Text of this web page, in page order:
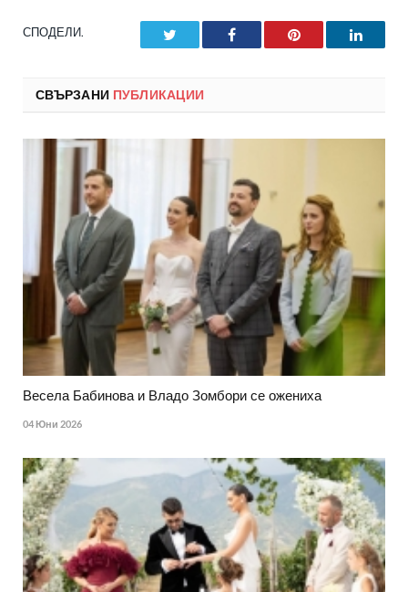
СПОДЕЛИ. Facebook Pinterest
СВЪРЗАНИ ПУБЛИКАЦИИ
Весела Бабинова и Владо Зомбори се ожениха
04 Юни 2026